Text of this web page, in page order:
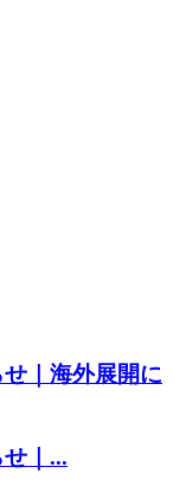
｜海外展開に
｜...